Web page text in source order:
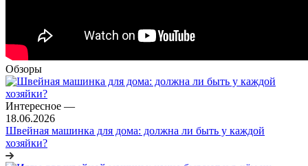
Обзоры
Интересное —
18.06.2026
Швейная машинка для дома: должна ли быть у каждой
хозяйки?